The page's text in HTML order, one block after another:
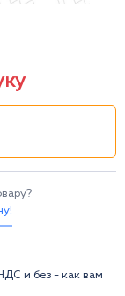
и без - как вам